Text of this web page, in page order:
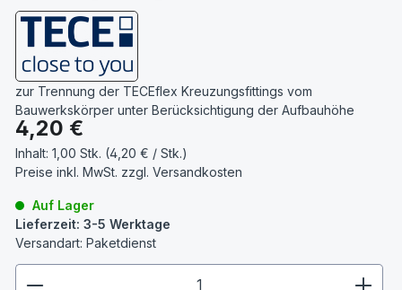
zur Trennung der TECEflex Kreuzungsfittings vom
Bauwerkskörper unter Berücksichtigung der Aufbauhöhe
Regulärer Preis:
4,20 €
Inhalt: 1,00 Stk. (4,20 € / Stk.)
Preise inkl. MwSt. zzgl. Versandkosten
Auf Lager
Lieferzeit: 3-5 Werktage
Versandart: Paketdienst